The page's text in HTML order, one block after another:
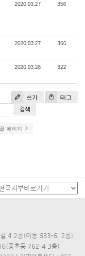
2020.03.27 356
2020.03.27 366
2020.03.26 322
쓰기 태그
검색
끝 페이지
4 2층(이동 633-6, 2층)
풍호동 762-4 3층)